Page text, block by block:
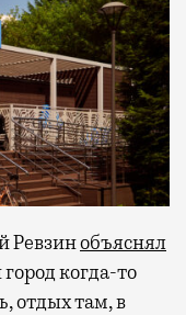
Ревзинобъяснял
когда-то
отдых там, в